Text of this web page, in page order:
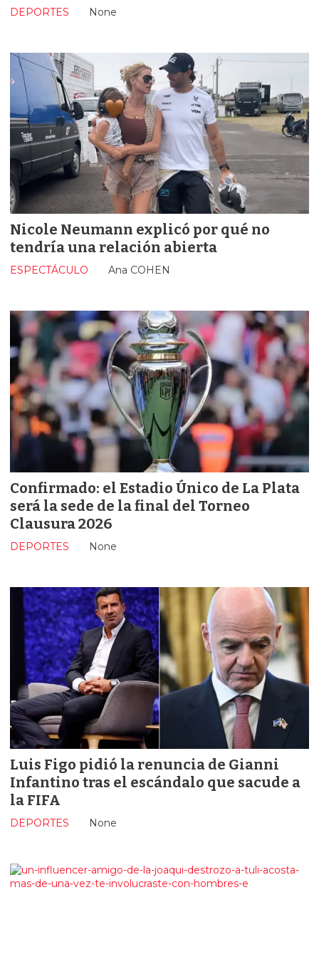
None
DEPORTES
Nicole Neumann explicó por qué no
tendría una relación abierta
Ana COHEN
ESPECTÁCULO
Confirmado: el Estadio Único de La Plata
será la sede de la final del Torneo
Clausura 2026
None
DEPORTES
Luis Figo pidió la renuncia de Gianni
Infantino tras el escándalo que sacude a
la FIFA
None
DEPORTES